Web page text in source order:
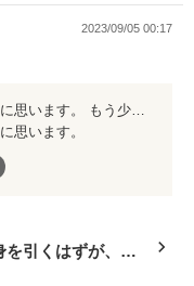
2023/09/05 00:17
あっという間に終わってしまい少し残念に思います。 もう少し見ていたかったです。
思います。
引くはずが、迎
ました～